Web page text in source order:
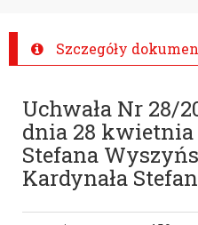
Szczegóły
Uchwała Nr 28/
dnia 28 kwietnia
Stefana
Kardynała